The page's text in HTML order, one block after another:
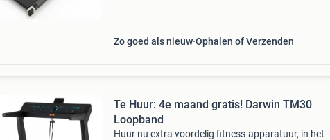
Zo goed als nieuw Ophalen of Verzenden
Te Huur: 4e maand gratis! Darwin TM30
Loopband
Huur nu extra voordelig fitness-apparatuur, in het